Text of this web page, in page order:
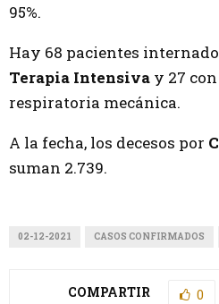
95%.
Hay 68 pacientes
Terapia Intensiva y 27
respiratoria mecánica.
A la fecha, los decesos por
suman 2.739.
02-12-2021 CASOS CONFIRMADOS
COMPARTIR 0